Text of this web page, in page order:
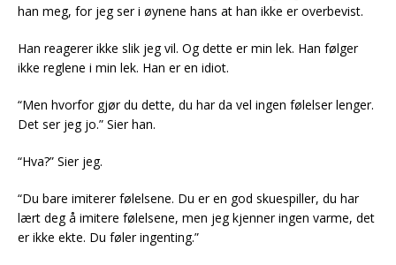
han meg, for jeg ser i øynene hans at han ikke er overbevist.
Han reagerer ikke slik jeg vil. Og dette er min lek. Han følger
ikke reglene i min lek. Han er en idiot.
“Men hvorfor gjør du dette, du har da vel ingen følelser lenger.
Det ser jeg jo.” Sier han.
“Hva?” Sier jeg.
“Du bare imiterer følelsene. Du er en god skuespiller, du har
lært deg å imitere følelsene, men jeg kjenner ingen varme, det
er ikke ekte. Du føler ingenting.”